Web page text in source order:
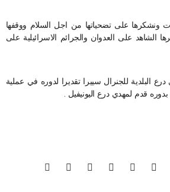
ونشكرها على تضحياتها من اجل السلام ووقفها
الشاهد على العدوان والجرائم الاسرائيلية على
البلدية للجنرال سييرا تقديرا لدوره في عملية
قدم لمهدي درع اليونيفيل .